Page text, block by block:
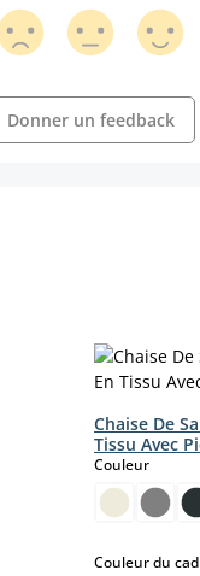
Donner un feedback
Chaise De
Tissu Avec
Couleurselect
Couleur du